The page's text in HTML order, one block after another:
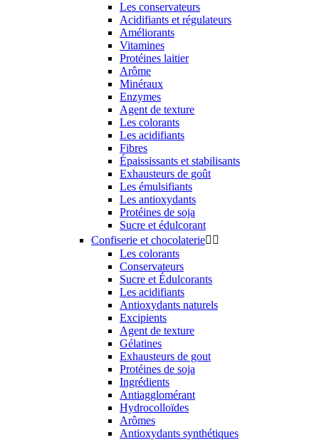
Les conservateurs
Acidifiants et régulateurs
Améliorants
Vitamines
Protéines laitier
Arôme
Minéraux
Enzymes
Agent de texture
Les colorants
Les acidifiants
Fibres
Épaississants et stabilisants
Exhausteurs de goût
Les émulsifiants
Les antioxydants
Protéines de soja
Sucre et édulcorant
Confiserie et chocolaterie 
Les colorants
Conservateurs
Sucre et Édulcorants
Les acidifiants
Antioxydants naturels
Excipients
Agent de texture
Gélatines
Exhausteurs de gout
Protéines de soja
Ingrédients
Antiagglomérant
Hydrocolloïdes
Arômes
Antioxydants synthétiques